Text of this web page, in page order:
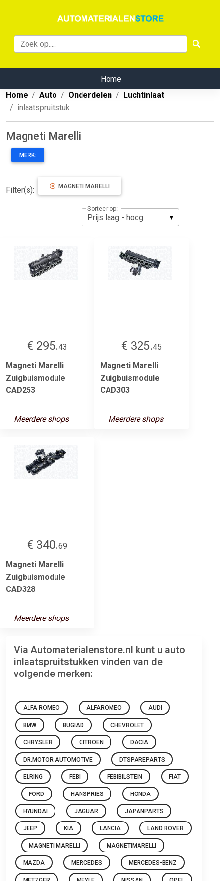
Home
Home
Auto Onderdelen
Luchtinlaat
inlaatspruitstuk
Magneti Marelli
MERK:
Filter(s): MAGNETI MARELLI
Sorteer op:
€ 295.43
Magneti Marelli
Zuigbuismodule
CAD253
Meerdere shops
€ 325.45
Magneti Marelli
Zuigbuismodule
CAD303
Meerdere shops
€ 340.69
Magneti Marelli
Zuigbuismodule
CAD328
Meerdere shops
Via Automaterialenstore.nl kunt u auto
inlaatspruitstukken vinden van de
volgende merken:
ALFA ROMEO ALFAROMEO AUDI
BMW BUGIAD CHEVROLET
CHRYSLER CITROEN DACIA
DR.MOTOR AUTOMOTIVE DTSPAREPARTS
ELRING FEBI FEBIBILSTEIN FIAT
FORD HANSPRIES HONDA
HYUNDAI JAGUAR JAPANPARTS
JEEP KIA LANCIA LAND ROVER
MAGNETI MARELLI MAGNETIMARELLI
MAZDA MERCEDES MERCEDES-BENZ